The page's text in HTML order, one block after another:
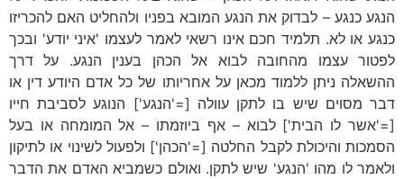
הנגע כנגע – לבדוק את הנגע המובא בפניו ולהחליט האם להכריזו
כנגע או לא. תלמיד חכם אינו רשאי לאמר לעצמו 'איני יודע' ובכך
לפטור עצמו מהחובה לבוא אל הכהן בענין הנגע. על דרך
ההשאלה ניתן ללמוד מכאן על אחריותו של כל אדם היודע דין או
דבר מסוים שיש בו לתקן עוולה [='הנגע'] הנוגע לסביבת חייו
[='אשר לו הבית'] לבוא – אף ביוזמתו – אל המומחה או בעל
הסמכות והיכולת לקבל החלטה [='הכהן'] ולפעול לשינוי או לתיקון
ולאמר לו מהו 'הנגע' שיש לתקן. ואולם כשמביא האדם את הדבר